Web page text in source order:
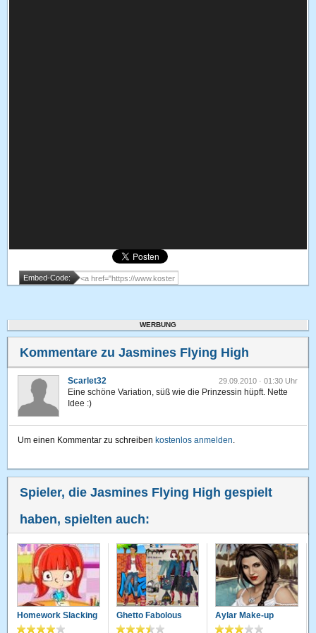
Embed-Code:
WERBUNG
Kommentare zu Jasmines Flying High
Scarlet32 29.09.2010 · 01:30 Uhr
Eine schöne Variation, süß wie die Prinzessin hüpft. Nette
Idee :)
Um einen Kommentar zu schreiben kostenlos anmelden.
Spieler, die Jasmines Flying High gespielt
haben, spielten auch:
Homework Slacking Ghetto Fabolous Aylar Make-up